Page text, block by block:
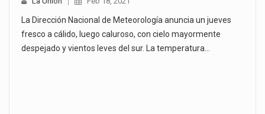
La Dirección Nacional de Meteorología anuncia un jueves
fresco a cálido, luego caluroso, con cielo mayormente
despejado y vientos leves del sur. La temperatura…